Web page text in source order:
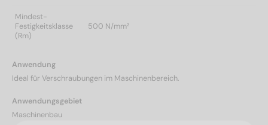
Mindest-
Festigkeitsklasse
(Rm)
500 N/mm²
Anwendung
Ideal für Verschraubungen im Maschinenbereich.
Anwendungsgebiet
Maschinenbau